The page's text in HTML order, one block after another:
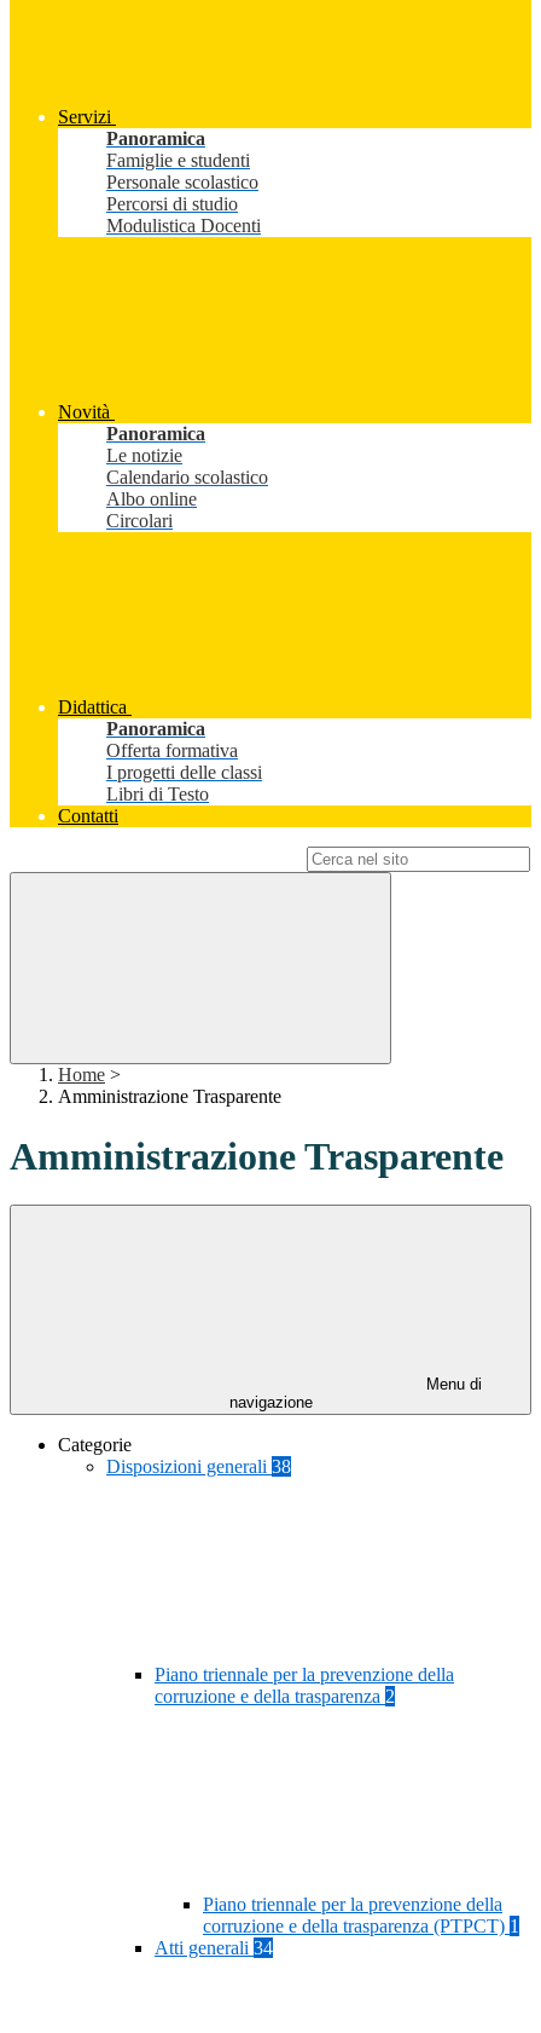
Servizi
Panoramica
Famiglie e studenti
Personale scolastico
Percorsi di studio
Modulistica Docenti
Novità
Panoramica
Le notizie
Calendario scolastico
Albo online
Circolari
Didattica
Panoramica
Offerta formativa
I progetti delle classi
Libri di Testo
Contatti
Home >
Amministrazione Trasparente
Amministrazione Trasparente
Menu di
navigazione
Categorie
Disposizioni generali 38
Piano triennale per la prevenzione della
corruzione e della trasparenza 2
Piano triennale per la prevenzione della
corruzione e della trasparenza (PTPCT) 1
Atti generali 34